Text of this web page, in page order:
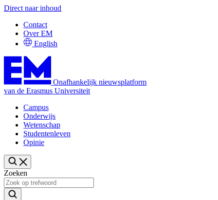
Direct naar inhoud
Contact
Over EM
English
Onafhankelijk nieuwsplatform
van de Erasmus Universiteit
Campus
Onderwijs
Wetenschap
Studentenleven
Opinie
Zoeken